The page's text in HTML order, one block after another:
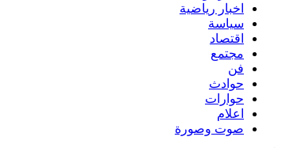
اخبار رياضية
سياسة
اقتصاد
مجتمع
فن
حوادث
حوارات
اعلام
صوت وصورة